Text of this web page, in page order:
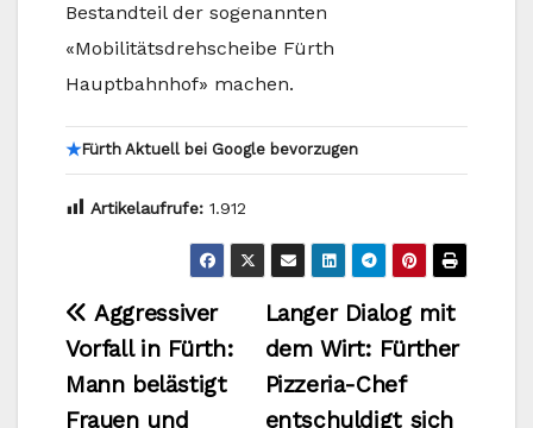
Bestandteil der sogenannten
«Mobilitätsdrehscheibe Fürth
Hauptbahnhof» machen.
★Fürth Aktuell bei Google bevorzugen
Artikelaufrufe: 1.912
Beitragsnavigation
Langer Dialog mit
dem Wirt: Fürther
Pizzeria-Chef
entschuldigt sich
Aggressiver
Vorfall in Fürth:
Mann belästigt
Frauen und